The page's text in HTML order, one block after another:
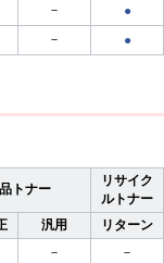
－
●
－ ●
トナー
リサイク
ルトナー
汎用
リターン
－ －